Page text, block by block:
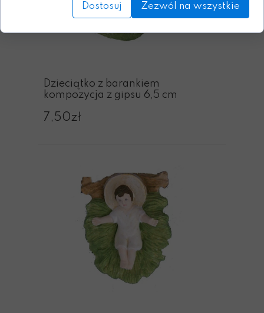
Dzieciątko z barankiem
kompozycja z gipsu 6,5 cm
7,50zł
Dostosuj Zezwól na wszystkie